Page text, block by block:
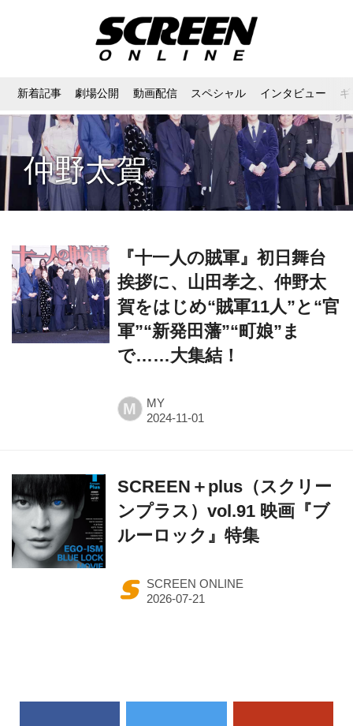
新着記事 劇場公開 動画配信 スペシャル インタビュー
仲野太賀
『十一人の賊軍』初日舞台
挨拶に、山田孝之、仲野太
賀をはじめ“賊軍11人”と“官
軍”“新発田藩”“町娘”ま
で……大集結！
M MY
SCREEN＋plus（スクリー
ンプラス）vol.91 映画『ブ
ルーロック』特集
SCREEN ONLINE